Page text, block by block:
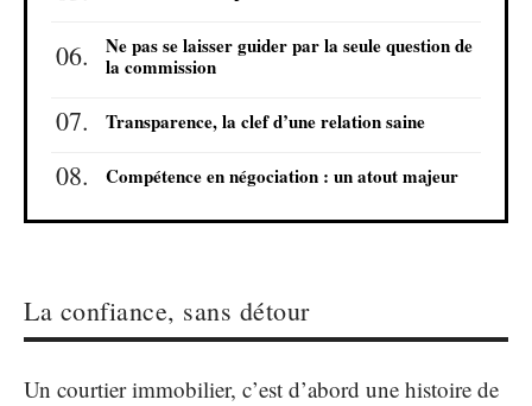
Ne pas se laisser guider par la seule question de
la commission
Transparence, la clef d’une relation saine
Compétence en négociation : un atout majeur
La confiance, sans détour
Un courtier immobilier, c’est d’abord une histoire de